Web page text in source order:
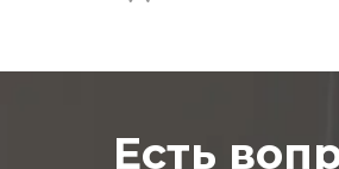
Есть